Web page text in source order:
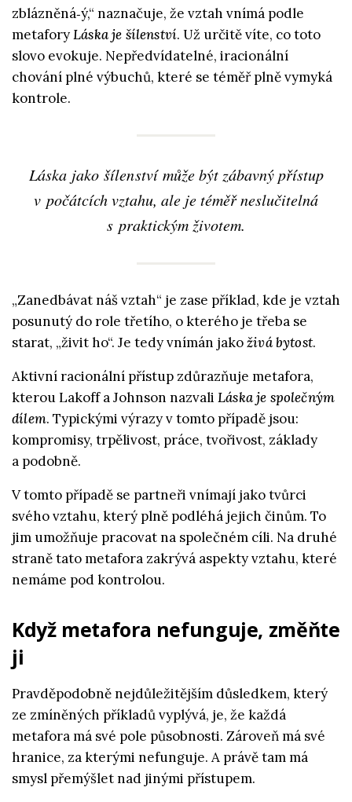
zblázněná‑ý,“ naznačuje, že vztah vnímá podle
metaforyLáska je šílenství. Už určitě víte, co toto
slovo evokuje. Nepředvídatelné, iracionální
chování plné výbuchů, které se téměř plně vymyká
kontrole.
Láska jako šílenstvímůže být zábavný přístup
v počátcích vztahu, ale je téměř neslučitelná
s praktickým životem.
„Zanedbávat náš vztah“ je zase příklad, kde je vztah
posunutý do role třetího, o kterého je třeba se
starat, „živit ho“. Je tedy vnímán jakoživá bytost.
Aktivní racionální přístup zdůrazňuje metafora,
kterou Lakoff a Johnson nazvali Láska je společným
dílem. Typickými výrazy v tomto případě jsou:
kompromisy, trpělivost, práce, tvořivost, základy
a podobně.
V tomto případě se partneři vnímají jako tvůrci
svého vztahu, který plně podléhá jejich činům. To
jim umožňuje pracovat na společném cíli. Na druhé
straně tato metafora zakrývá aspekty vztahu, které
nemáme pod kontrolou.
Když metafora nefunguje, změňte
ji
Pravděpodobně nejdůležitějším důsledkem, který
ze zmíněných příkladů vyplývá, je, že každá
metafora má své pole působnosti. Zároveň má své
hranice, za kterými nefunguje. A právě tam má
smysl přemýšlet nad jinými přístupem.